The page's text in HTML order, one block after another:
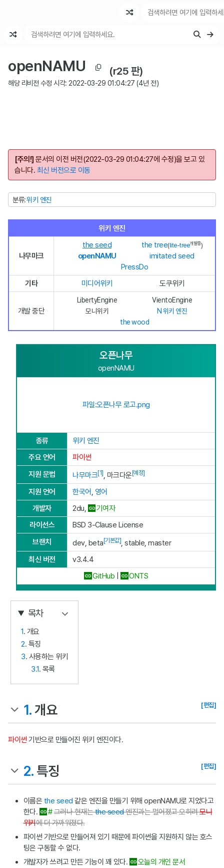
openNAMU (r25 판)
해당 리비전 수정 시각: 2022-03-29 01:04:27 (4년 전)
[주의!] 문서의 이전 버전(2022-03-29 01:04:27에 수정)을 보고 있
습니다. 최신 버전으로 이동
분류 위키 엔진
위키 엔진
나무마크
the seed the tree(lite-tree개발중)
openNAMU
imitated seed
PressDo
기타
미디어위키 도쿠위키
개발 중단
LibertyEngine
VientoEngine
모니위키
N 위키 엔진
the wood
오픈나무
openNAMU
파일:오픈나무 로고.png
종류
위키 엔진
주요 언어
파이썬
지원 문법
나무마크[1], 마크다운[예정]
지원 언어 한국어 , 영어
개발자
2du,
기여자
라이선스
BSD 3-Clause License
브랜치
dev, beta[기본값], stable, master
최신 버전
v3.4.4
GitHub
ONTS
목차
1. 개요
2. 특징
3. 사용하는 위키
3.1. 목록
1. 개요 [편집]
파이썬 기반으로 만들어진 위키 엔진이다.
2. 특징 [편집]
이름은 the seed 같은 엔진을 만들기 위해 openNAMU로 지었다고
한다.
#그러나 현재는the seed엔진과는 멀어졌고 오히려모니
위키에 더 가까워졌다.
파이썬 기반으로 만들어져 있기 때문에 파이썬을 지원하지 않는 호스
팅은 구동할 수 없다.
개발자가 쓰려고 만든 기능이 꽤 있다.
오늘의 개인 문서